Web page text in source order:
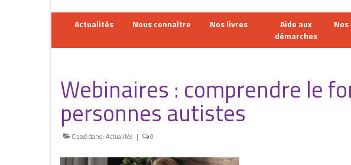
Actualités Nous connaître Nos livres
Aide aux
démarches
Webinaires : comprendre le
personnes autistes
Classé dans :Actualités | 0